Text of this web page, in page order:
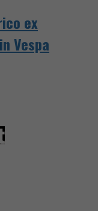
ex
Vespa